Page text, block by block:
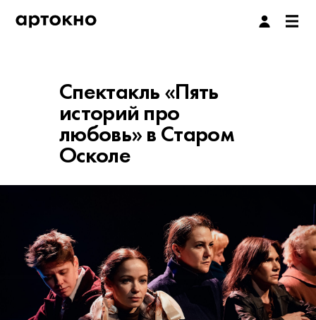
Спектакль «Пять
историй про
любовь» в Старом
Осколе